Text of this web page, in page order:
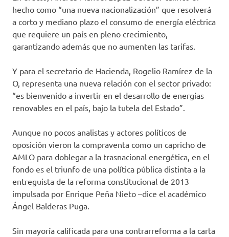
hecho como “una nueva nacionalización” que resolverá
a corto y mediano plazo el consumo de energía eléctrica
que requiere un país en pleno crecimiento,
garantizando además que no aumenten las tarifas.
Y para el secretario de Hacienda, Rogelio Ramírez de la
O, representa una nueva relación con el sector privado:
“es bienvenido a invertir en el desarrollo de energías
renovables en el país, bajo la tutela del Estado”.
Aunque no pocos analistas y actores políticos de
oposición vieron la compraventa como un capricho de
AMLO para doblegar a la trasnacional energética, en el
fondo es el triunfo de una política pública distinta a la
entreguista de la reforma constitucional de 2013
impulsada por Enrique Peña Nieto –dice el académico
Ángel Balderas Puga.
Sin mayoría calificada para una contrarreforma a la carta